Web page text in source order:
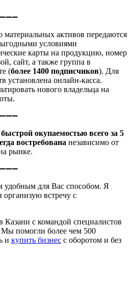
активов передаются
условиями
карты на продукцию, номер
сайт, а также группа в
(более 1400 подписчиков). Для
установлена онлайн-касса.
нового владельца на
быстрой окупаемостью всего за 5
востребована независимо от
рынке.
для Вас способом. Я
встречу с
Казани с командой специалистов
помогли более чем 500
и купить бизнес с оборотом и без